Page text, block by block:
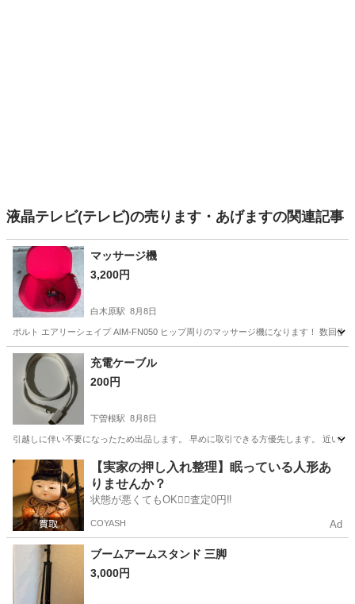
液晶テレビ(テレビ)の売ります・あげますの関連記事
マッサージ機
3,200円
白木原駅 8月8日
ポルト エアリーシェイプ AIM-FN050 ヒップ周りのマッサージ機になります！ 数回
福岡 大野城市 白木原駅
充電ケーブル
200円
下曽根駅 8月8日
引越しに伴い不要になったため出品します。 早めに取引できる方優先します。 近い方
福岡 北九州市 下曽根駅 生活家電 ケーブル
【実家の押し入れ整理】眠っている人形あ
りませんか？
状態が悪くてもOK🙆‍♀️査定0円‼️
COYASH Ad
ブームアームスタンド 三脚
3,000円